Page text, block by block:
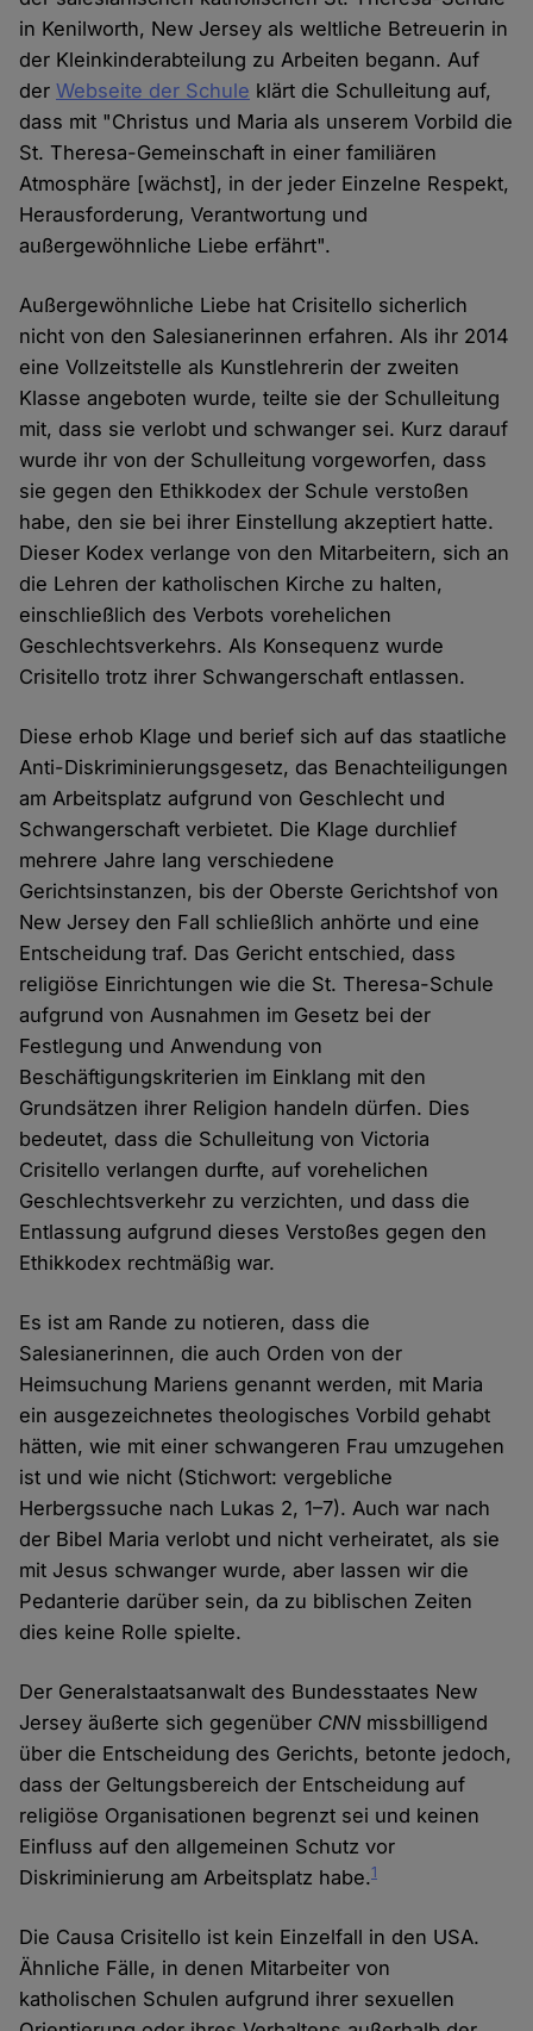
in Kenilworth, New Jersey als weltliche Betreuerin in
der Kleinkinderabteilung zu Arbeiten begann. Auf
derWebseite der Schule klärt die Schulleitung auf,
dass mit "Christus und Maria als unserem Vorbild die
St. Theresa-Gemeinschaft in einer familiären
Atmosphäre [wächst], in der jeder Einzelne Respekt,
Herausforderung, Verantwortung und
außergewöhnliche Liebe erfährt".
Außergewöhnliche Liebe hat Crisitello sicherlich
nicht von den Salesianerinnen erfahren. Als ihr 2014
eine Vollzeitstelle als Kunstlehrerin der zweiten
Klasse angeboten wurde, teilte sie der Schulleitung
mit, dass sie verlobt und schwanger sei. Kurz darauf
wurde ihr von der Schulleitung vorgeworfen, dass
sie gegen den Ethikkodex der Schule verstoßen
habe, den sie bei ihrer Einstellung akzeptiert hatte.
Dieser Kodex verlange von den Mitarbeitern, sich an
die Lehren der katholischen Kirche zu halten,
einschließlich des Verbots vorehelichen
Geschlechtsverkehrs. Als Konsequenz wurde
Crisitello trotz ihrer Schwangerschaft entlassen.
Diese erhob Klage und berief sich auf das staatliche
Anti-Diskriminierungsgesetz, das Benachteiligungen
am Arbeitsplatz aufgrund von Geschlecht und
Schwangerschaft verbietet. Die Klage durchlief
mehrere Jahre lang verschiedene
Gerichtsinstanzen, bis der Oberste Gerichtshof von
New Jersey den Fall schließlich anhörte und eine
Entscheidung traf. Das Gericht entschied, dass
religiöse Einrichtungen wie die St. Theresa-Schule
aufgrund von Ausnahmen im Gesetz bei der
Festlegung und Anwendung von
Beschäftigungskriterien im Einklang mit den
Grundsätzen ihrer Religion handeln dürfen. Dies
bedeutet, dass die Schulleitung von Victoria
Crisitello verlangen durfte, auf vorehelichen
Geschlechtsverkehr zu verzichten, und dass die
Entlassung aufgrund dieses Verstoßes gegen den
Ethikkodex rechtmäßig war.
Es ist am Rande zu notieren, dass die
Salesianerinnen, die auch Orden von der
Heimsuchung Mariens genannt werden, mit Maria
ein ausgezeichnetes theologisches Vorbild gehabt
hätten, wie mit einer schwangeren Frau umzugehen
ist und wie nicht (Stichwort: vergebliche
Herbergssuche nach Lukas 2, 1–7). Auch war nach
der Bibel Maria verlobt und nicht verheiratet, als sie
mit Jesus schwanger wurde, aber lassen wir die
Pedanterie darüber sein, da zu biblischen Zeiten
dies keine Rolle spielte.
Der Generalstaatsanwalt des Bundesstaates New
Jersey äußerte sich gegenüber CNN missbilligend
über die Entscheidung des Gerichts, betonte jedoch,
dass der Geltungsbereich der Entscheidung auf
religiöse Organisationen begrenzt sei und keinen
Einfluss auf den allgemeinen Schutz vor
Diskriminierung am Arbeitsplatz habe.1
Die Causa Crisitello ist kein Einzelfall in den USA.
Ähnliche Fälle, in denen Mitarbeiter von
katholischen Schulen aufgrund ihrer sexuellen